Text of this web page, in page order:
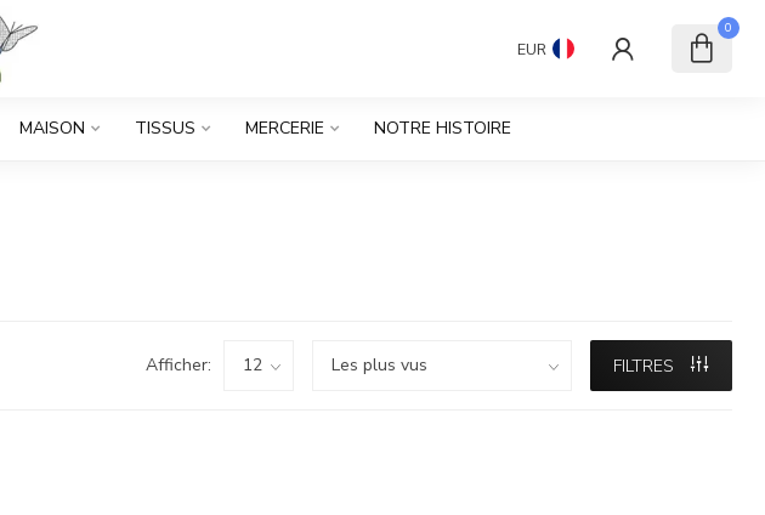
EUR
0
MAISON TISSUS MERCERIE NOTRE HISTOIRE
Afficher: FILTRES